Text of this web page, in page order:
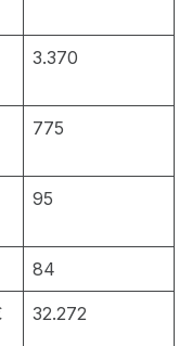
3.370
775
95
84
32.272